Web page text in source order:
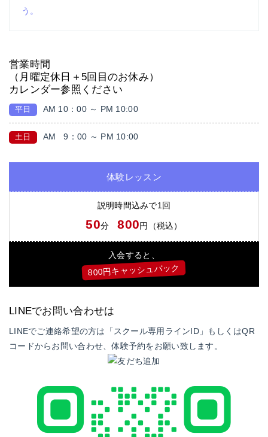
営業時間
（月曜定休日＋5回目のお休み）
カレンダー参照ください
平日 AM 10：00 ～ PM 10:00
土日 AM 9：00 ～ PM 10:00
体験レッスン
説明時間込みで1回
50分800円（税込）
入会すると、
800円キャッシュバック
LINEでお問い合わせは
LINEでご連絡希望の方は「スクール専用ラインID」もしくはQR
コードからお問い合わせ、体験予約をお願い致します。